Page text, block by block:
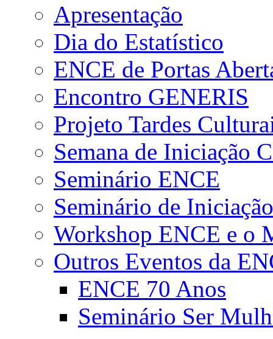
Apresentação
Dia do Estatístico
ENCE de Portas
Encontro GENERIS
Projeto Tardes
Semana de Iniciação
Seminário ENCE
Seminário de
Workshop ENCE e o
Outros Eventos da
ENCE 70 Anos
Seminário Ser